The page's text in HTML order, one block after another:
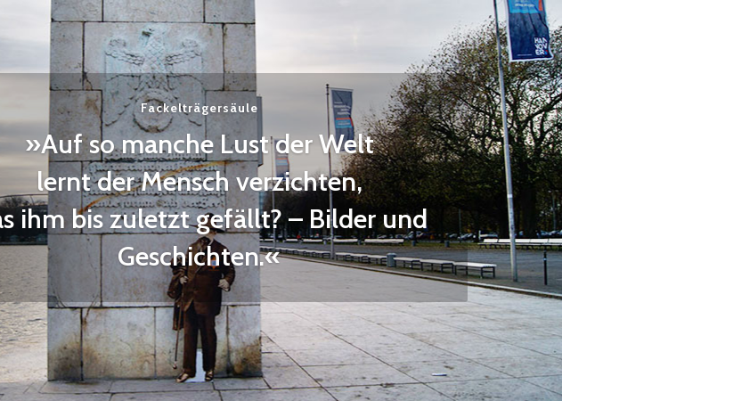
Fackelträgersäule
»Auf so manche Lust der Welt
lernt der Mensch verzichten,
ihm bis zuletzt gefällt? – Bilder und
Geschichten.«